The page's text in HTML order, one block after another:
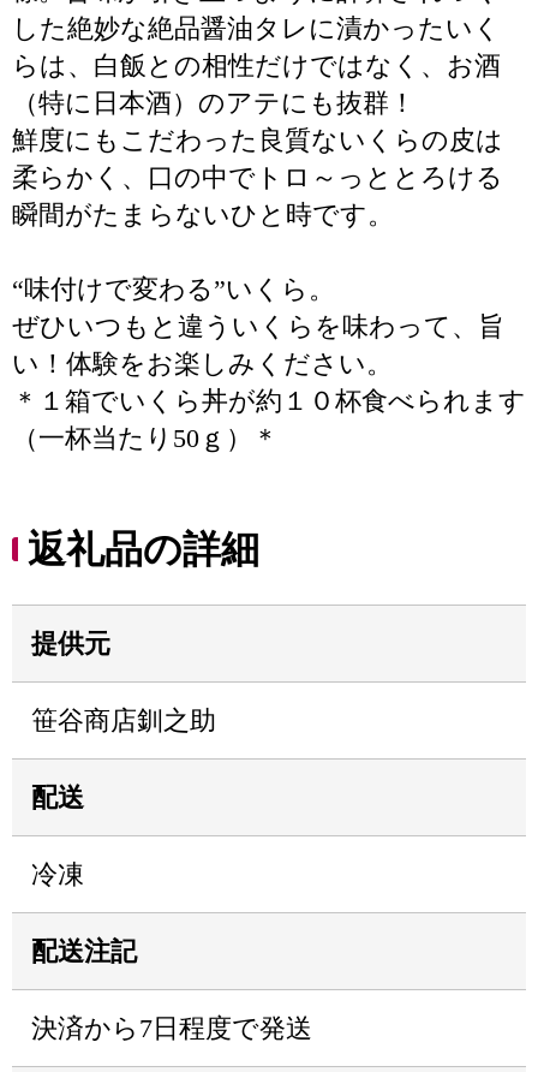
した絶妙な絶品醤油タレに漬かったいく
らは、白飯との相性だけではなく、お酒
（特に日本酒）のアテにも抜群！
鮮度にもこだわった良質ないくらの皮は
柔らかく、口の中でトロ～っととろける
瞬間がたまらないひと時です。
“味付けで変わる”いくら。
ぜひいつもと違ういくらを味わって、旨
い！体験をお楽しみください。
＊１箱でいくら丼が約１０杯食べられます
（一杯当たり50ｇ）＊
返礼品の詳細
提供元
笹谷商店釧之助
配送
冷凍
配送注記
決済から7日程度で発送